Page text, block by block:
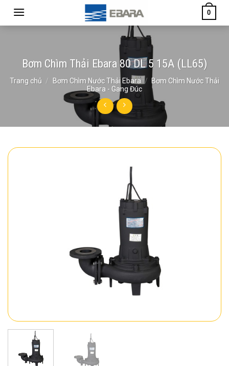
0
Bơm Chìm Thải Ebara 80 DL 5 15A (LL65)
Trang chủ / Bơm Chìm Nước Thải Ebara /
Bơm Chìm Nước Thải
Ebara - Gang Đúc